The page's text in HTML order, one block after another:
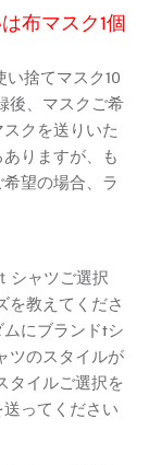
布マスク1個
捨てマスク10
後、マスクご希
クを送りいた
りますが、も
望の場合、ラ
シャツご選択
を教えてくださ
にブランドtシ
ツのスタイルが
タイルご選択を
ってください